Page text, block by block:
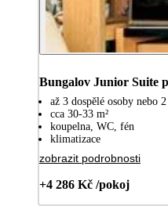
Bungalov Junior Suite
až 3 dospělé osoby nebo
cca 30-33 m²
koupelna, WC, fén
klimatizace
zobrazit podrobnosti
+4 286 Kč /pokoj